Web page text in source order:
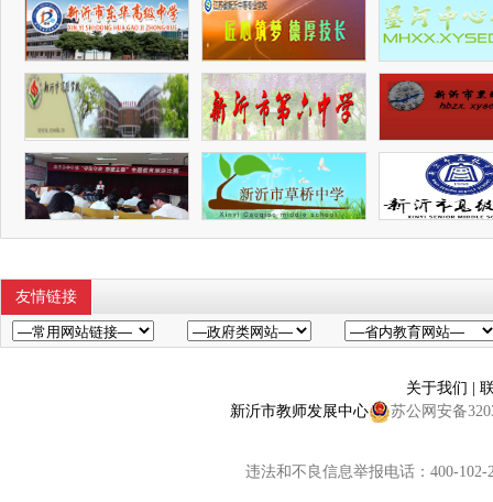
友情链接
关于我们 |
新沂市教师发展中心
苏公网安备
违法和不良信息举报电话：400-